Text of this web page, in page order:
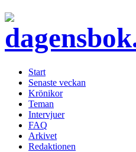
Start
Senaste veckan
Krönikor
Teman
Intervjuer
FAQ
Arkivet
Redaktionen